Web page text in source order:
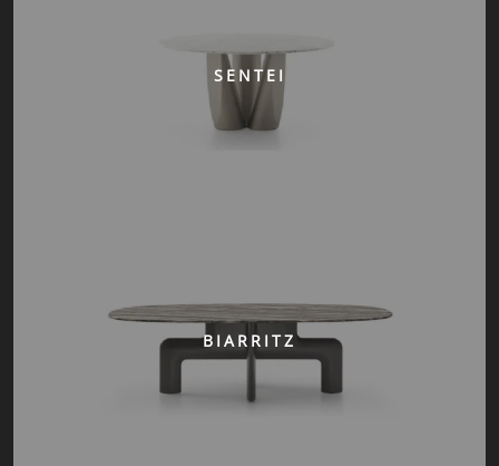
SENTEI
BIARRITZ